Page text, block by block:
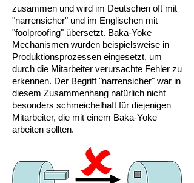
zusammen und wird im Deutschen oft mit
"narrensicher" und im Englischen mit
"foolproofing" übersetzt. Baka-Yoke
Mechanismen wurden beispielsweise in
Produktionsprozessen eingesetzt, um
durch die Mitarbeiter verursachte Fehler zu
erkennen. Der Begriff "narrensicher" war in
diesem Zusammenhang natürlich nicht
besonders schmeichelhaft für diejenigen
Mitarbeiter, die mit einem Baka-Yoke
arbeiten sollten.